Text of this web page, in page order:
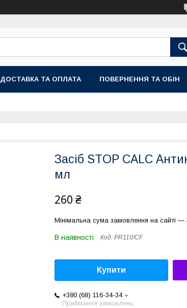
ДОСТАВКА ТА ОПЛАТА ПОВЕРНЕННЯ ТА ОБІН
Засіб STOP CALC
мл
260 ₴
Мінімальна сума замовлення на сайті —
В наявності Код: PR110/CF
Купити
+380 (68) 116-34-34
Приймання замовлень